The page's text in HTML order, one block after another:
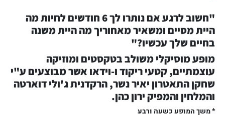
"חשוב לרגע אם נותרו לך 6 חודשים לחיות מה
היית מסיים ומשאיר מאחוריך מה היית משנה
בחיים שלך עכשיו?"
מופע מוסיקלי משולב בטקסטים ומוזיקה
עוצמתיים, קטעי ריקוד ו-וידאו אשר מבוצעים ע"י
שחקן התאטרון יאיר נשר, הרקדנית ג'ולי דוארטה
והמלחין והמפיק ירון כהן.
* משך המופע כשעה ורבע